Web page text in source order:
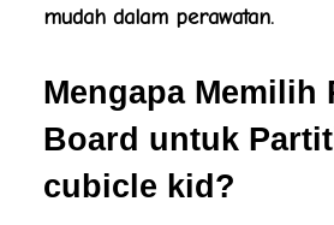
mudah dalam perawatan.
Mengapa Memilih
Board untuk
cubicle kid?